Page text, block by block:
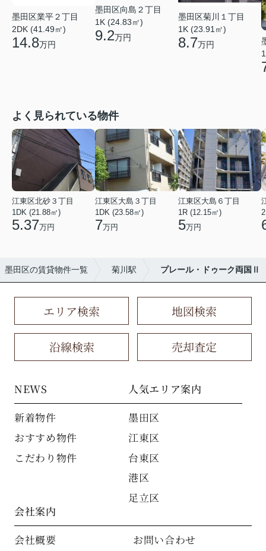
墨田区業平２丁目
2DK (41.49㎡)
14.8万円
墨田区向島２丁目
1K (24.83㎡)
9.2万円
墨田区菊川１丁目
1K (23.91㎡)
8.7万円
よく見られている物件
江東区北砂３丁目
1DK (21.88㎡)
5.37万円
江東区大島３丁目
1DK (23.58㎡)
7万円
江東区大島６丁目
1R (12.15㎡)
5万円
墨田区の賃貸物件一覧 菊川駅 プレール・ドゥーク両国Ⅱ
エリア検索 地図検索
沿線検索 売却査定
NEWS
新着物件
おすすめ物件
こだわり物件
人気エリア案内
墨田区
江東区
台東区
港区
足立区
会社案内
会社概要
お問い合わせ